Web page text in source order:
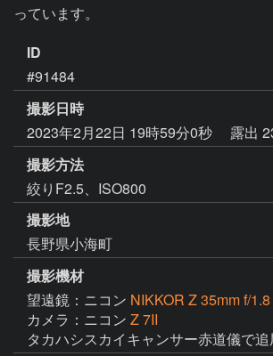
っています。
ID
#91484
撮影日時
2023年2月22日 19時59分0秒
露出
撮影方法
絞りF2.5、ISO800
撮影地
長野県小海町
撮影機材
望遠鏡：ニコン NIKKOR Z 35mm f/
カメラ：ニコン Z 7II
タカハシスカイキャンサー赤道儀で追